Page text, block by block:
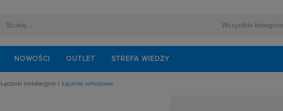
NOWOŚCI OUTLET STREFA WIEDZY
Łączniki instalacyjne
Łączniki schodowe